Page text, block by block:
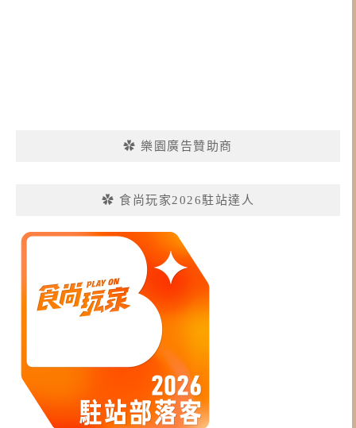
✿ 樂園廣告贊助商
✿ 食尚玩家2026駐站達人